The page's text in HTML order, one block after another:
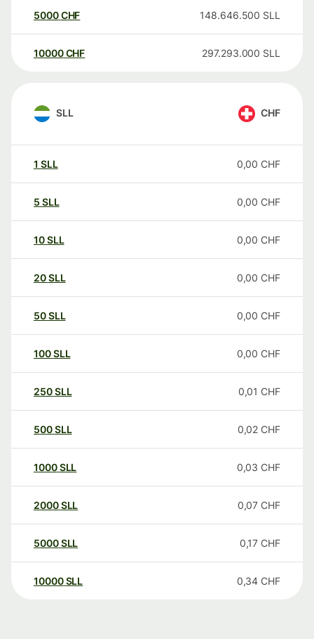
5000CHF 148.646.500 SLL
10000 CHF 297.293.000 SLL
SLL CHF
1 SLL 0,00 CHF
5 SLL 0,00 CHF
10SLL 0,00 CHF
20SLL 0,00 CHF
50SLL 0,00 CHF
100SLL 0,00 CHF
250SLL 0,01 CHF
500SLL 0,02 CHF
1000SLL 0,03 CHF
2000SLL 0,07 CHF
5000SLL 0,17 CHF
10000 SLL 0,34 CHF